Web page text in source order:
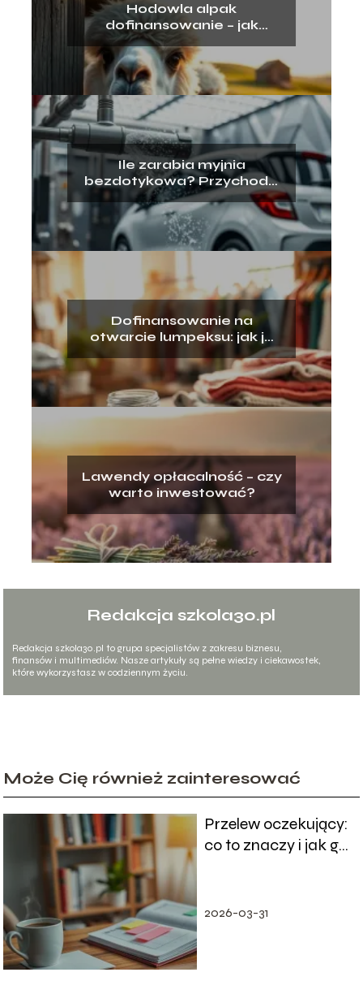
Hodowla alpak
dofinansowanie – jak
uzyskać wsparcie?
Ile zarabia myjnia
bezdotykowa? Przychody,
koszty, opłacalność
Dofinansowanie na
otwarcie lumpeksu: jak je
Lawendy opłacalność – czy
warto inwestować?
Redakcja szkola30.pl
Redakcja szkola30.pl to grupa specjalistów z zakresu biznesu,
finansów i multimediów. Nasze artykuły są pełne wiedzy i ciekawostek,
które wykorzystasz w codziennym życiu.
Może Cię również zainteresować
Przelew oczekujący:
co to znaczy i jak go
2026-03-31